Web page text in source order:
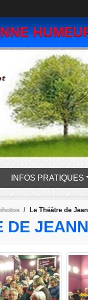
INFOS PRATIQUES
Le Théâtre de
DE